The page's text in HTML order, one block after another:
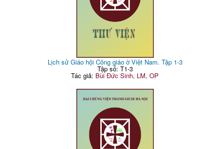
Lịch sử Giáo hội Công giáo ờ Việt Nam. Tập 1-3
Tập số: T1-3
Tác giả: Bùi Đức Sinh, LM, OP